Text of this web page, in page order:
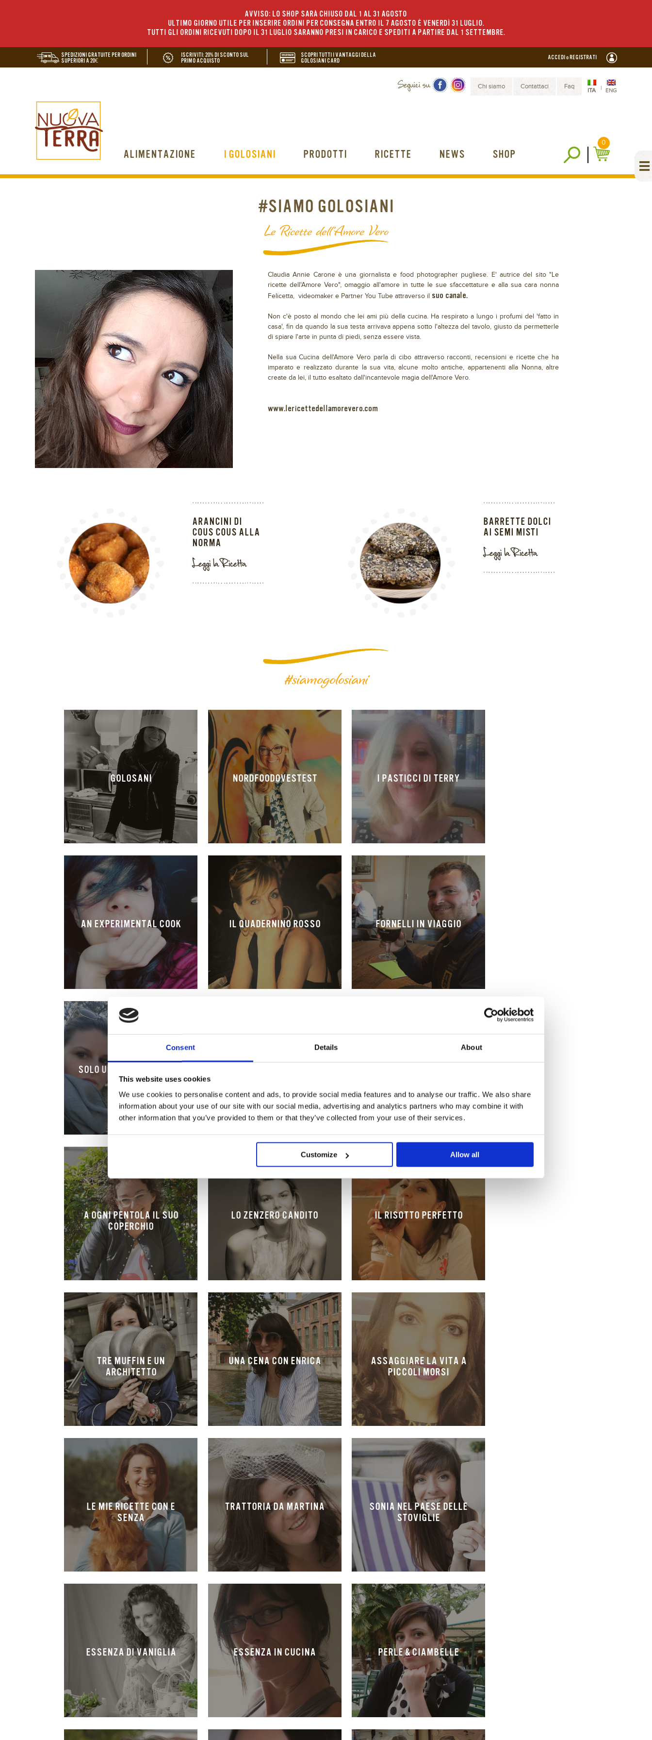
Consent Details About
This website uses cookies
We use cookies to personalise content and ads, to provide social media features and to analyse our traffic. We also share
information about your use of our site with our social media, advertising and analytics partners who may combine it with
other information that you’ve provided to them or that they’ve collected from your use of their services.
Customize Allow all
AVVISO: LO SHOP SARÀ CHIUSO DAL 1 AL 31 AGOSTO
ULTIMO GIORNO UTILE PER INSERIRE ORDINI PER CONSEGNA ENTRO IL 7 AGOSTO È VENERDÌ 31 LUGLIO.
TUTTI GLI ORDINI RICEVUTI DOPO IL 31 LUGLIO SARANNO PRESI IN CARICO E SPEDITI A PARTIRE DAL 1 SETTEMBRE.
SPEDIZIONI GRATUITE PER ORDINI
SUPERIORI A 20€
ISCRIVITI: 20% DI SCONTO SUL
PRIMO ACQUISTO
SCOPRI TUTTI I VANTAGGI DELLA
GOLOSIANI CARD
ACCEDI o REGISTRATI
ITA | ENG
Chi siamo Contattaci Faq
ALIMENTAZIONE I GOLOSIANI PRODOTTI RICETTE NEWS SHOP
0
#SIAMO GOLOSIANI
Le Ricette dell’Amore Vero
Claudia Annie Carone è una giornalista e food photographer pugliese. E' autrice del sito "Le
ricette dell'Amore Vero", omaggio all'amore in tutte le sue sfaccettature e alla sua cara nonna
Felicetta, videomaker e Partner You Tube attraverso il suo canale.
Non c'è posto al mondo che lei ami più della cucina. Ha respirato a lungo i profumi del 'fatto in
casa', fin da quando la sua testa arrivava appena sotto l'altezza del tavolo, giusto da permetterle
di spiare l'arte in punta di piedi, senza essere vista.
Nella sua Cucina dell'Amore Vero parla di cibo attraverso racconti, recensioni e ricette che ha
imparato e realizzato durante la sua vita, alcune molto antiche, appartenenti alla Nonna, altre
create da lei, il tutto esaltato dall'incantevole magia dell'Amore Vero.
www.lericettedellamorevero.com
ARANCINI DI
COUS COUS ALLA
NORMA
Leggi la Ricetta
BARRETTE DOLCI
AI SEMI MISTI
Leggi la Ricetta
#siamogolosiani
GOLOSANI NORDFOODOVESTEST I PASTICCI DI TERRY
AN EXPERIMENTAL COOK IL QUADERNINO ROSSO FORNELLI IN VIAGGIO
SOLO UN CHICCO DI CAFFÈ
A OGNI PENTOLA IL SUO
COPERCHIO
LO ZENZERO CANDITO IL RISOTTO PERFETTO
TRE MUFFIN E UN
ARCHITETTO
UNA CENA CON ENRICA
ASSAGGIARE LA VITA A
PICCOLI MORSI
LE MIE RICETTE CON E
SENZA
TRATTORIA DA MARTINA
SONIA NEL PAESE DELLE
STOVIGLIE
ESSENZA DI VANIGLIA ESSENZA IN CUCINA PERLE & CIAMBELLE